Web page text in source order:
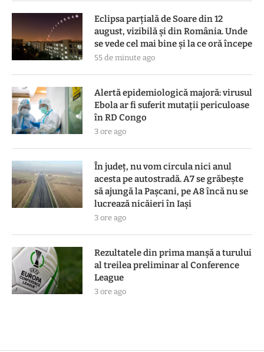
Eclipsa parțială de Soare din 12
august, vizibilă și din România. Unde
se vede cel mai bine și la ce oră începe
55 de minute ago
Alertă epidemiologică majoră: virusul
Ebola ar fi suferit mutații periculoase
în RD Congo
3 ore ago
În județ, nu vom circula nici anul
acesta pe autostradă. A7 se grăbește
să ajungă la Pașcani, pe A8 încă nu se
lucrează nicăieri în Iași
3 ore ago
Rezultatele din prima manşă a turului
al treilea preliminar al Conference
League
3 ore ago